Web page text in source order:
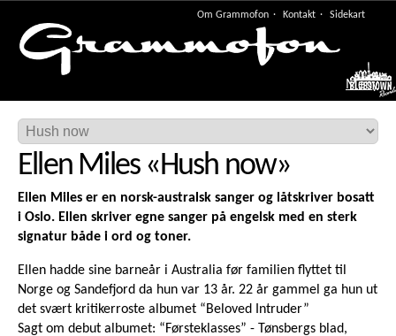
Om Grammofon Kontakt Sidekart
Meny
Ellen Miles«Hush now»
Ellen Miles er en norsk-australsk sanger og låtskriver bosatt
i Oslo. Ellen skriver egne sanger på engelsk med en sterk
signatur både i ord og toner.
Ellen hadde sine barneår i Australia før familien flyttet til
Norge og Sandefjord da hun var 13 år. 22 år gammel ga hun ut
det svært kritikerroste albumet “Beloved Intruder”
Sagt om debut albumet: “Førsteklasses” - Tønsbergs blad,